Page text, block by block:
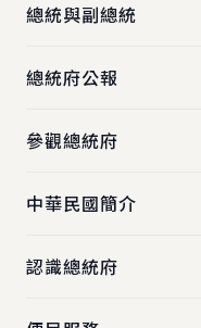
總統與副總統
總統府公報
參觀總統府
中華民國簡介
認識總統府